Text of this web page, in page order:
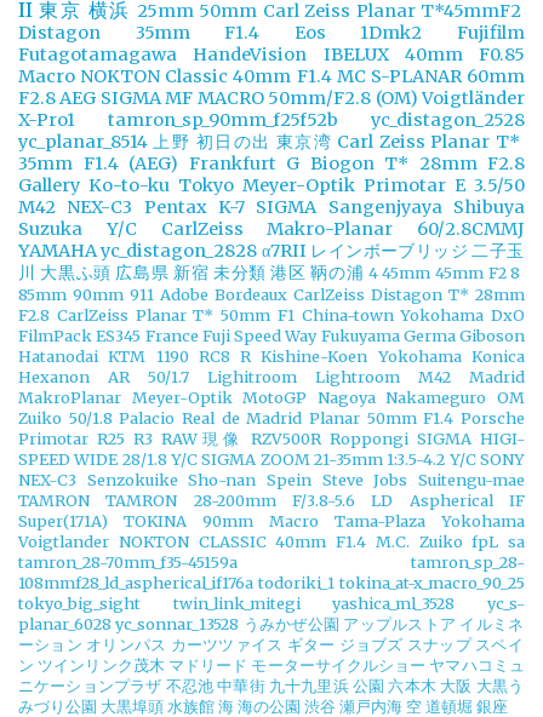
II 東京 横浜 25mm 50mm Carl Zeiss Planar T*45mmF2
Distagon 35mm F1.4
Eos 1Dmk2
Fujifilm
Futagotamagawa
HandeVision
IBELUX 40mm F0.85
Macro NOKTON Classic 40mm F1.4 MC S-PLANAR 60mm
F2.8 AEG SIGMA MF MACRO 50mm/F2.8 (OM) Voigtländer
X-Pro1
tamron_sp_90mm_f25f52b
yc_distagon_2528
yc_planar_8514 上野 初日の出 東京湾 Carl Zeiss Planar T*
35mm F1.4 (AEG) Frankfurt G Biogon T* 28mm F2.8
Gallery Ko-to-ku Tokyo Meyer-Optik Primotar E 3.5/50
M42 NEX-C3 Pentax K-7 SIGMA Sangenjyaya Shibuya
Suzuka
Y/C CarlZeiss Makro-Planar 60/2.8CMMJ
YAMAHAyc_distagon_2828 α7RII レインボーブリッジ 二子玉
川 大黒ふ頭 広島県 新宿 未分類 港区 鞆の浦 4 45mm 45mm F2 8
85mm 90mm 911 Adobe Bordeaux CarlZeiss Distagon T* 28mm
F2.8 CarlZeiss Planar T* 50mm F1 China-town Yokohama DxO
FilmPack ES345 France Fuji Speed Way Fukuyama Germa Giboson
Hatanodai KTM 1190 RC8 R Kishine-Koen Yokohama Konica
Hexanon AR 50/1.7
Lighitroom Lightroom M42
Madrid
MakroPlanar Meyer-Optik MotoGP Nagoya Nakameguro OM
Zuiko 50/1.8 Palacio Real de Madrid Planar 50mm F1.4 Porsche
Primotar R25 R3 RAW現像 RZV500R Roppongi SIGMA HIGI-
SPEED WIDE 28/1.8 Y/C SIGMA ZOOM 21-35mm 1:3.5-4.2 Y/C SONY
NEX-C3
Senzokuike Sho-nan Spein Steve Jobs
Suitengu-mae
TAMRON
TAMRON 28-200mm F/3.8-5.6 LD Aspherical IF
Super(171A)
TOKINA 90mm Macro
Tama-Plaza Yokohama
Voigtlander NOKTON CLASSIC 40mm F1.4 M.C.
Zuiko fpL sa
tamron_28-70mm_f35-45159a
tamron_sp_28-
108mmf28_ld_aspherical_if176a todoriki_1 tokina_at-x_macro_90_25
tokyo_big_sight
twin_link_mitegi yashica_ml_3528
yc_s-
planar_6028 yc_sonnar_13528 うみかぜ公園 アップルストア イルミネ
ーション オリンパス カーツツァイス ギター ジョブズ スナップ スペイ
ン ツインリンク茂木 マドリード モーターサイクルショー ヤマハコミュ
ニケーションプラザ 不忍池 中華街 九十九里浜公園 六本木 大阪 大黒う
みづり公園 大黒埠頭 水族館海海の公園 渋谷瀬戸内海 空道頓堀 銀座